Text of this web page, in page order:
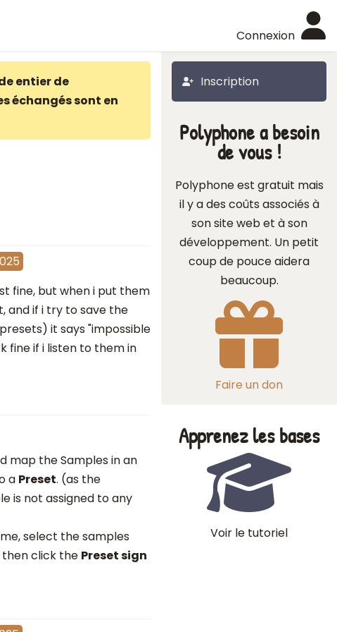
Connexion
Inscription
entier de
échangés sont en
fine, but when i put them
and if i try to save the
it says "impossible
fine if i listen to them in
map the Samples in an
a Preset. (as the
is not assigned to any
select the samples
click the Preset sign
Polyphone a besoin
de vous !
Polyphone est gratuit mais
il y a des coûts associés à
son site web et à son
développement. Un petit
coup de pouce aidera
beaucoup.
Faire un don
Apprenez les bases
Voir le tutoriel